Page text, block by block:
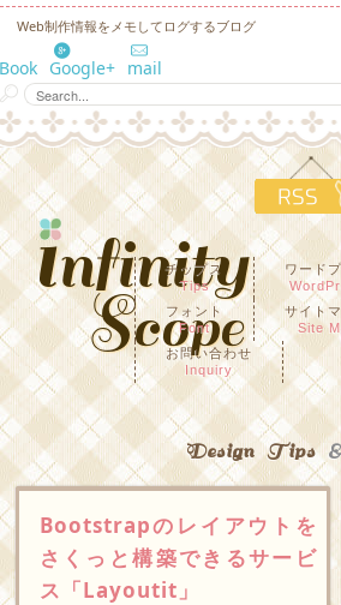
Web制作情報をメモしてログするブログ
Google+ mail
チップス
Tips
ワード
フォント
Font
サイト
Site
お問い合わせ
Inquiry
Design Tips
Bootstrapのレイアウトを
さくっと構築できるサービ
ス「Layoutit」